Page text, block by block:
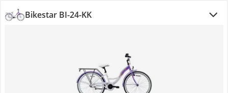
Bikestar BI-24-KK